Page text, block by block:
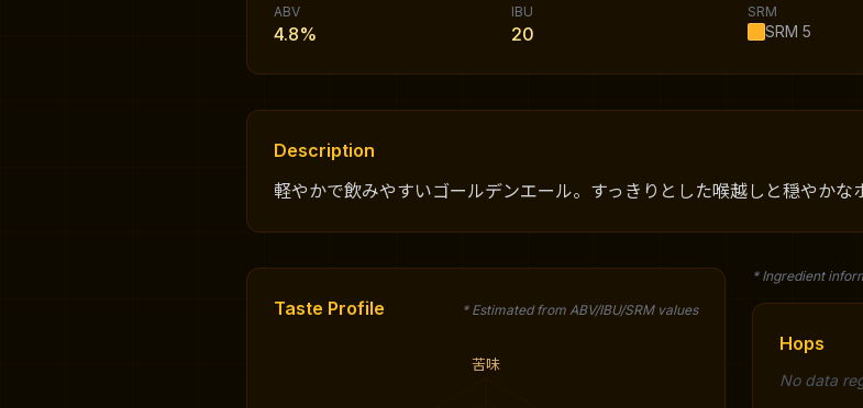
ABV
4.8%
IBU
20
SRM
SRM 5
Description
軽やかで飲みやすいゴールデンエール。すっきりとした喉越しと穏やかな
Taste Profile * Estimated from ABV/IBU/SRM values
苦味
* Ingredient
Hops
No data